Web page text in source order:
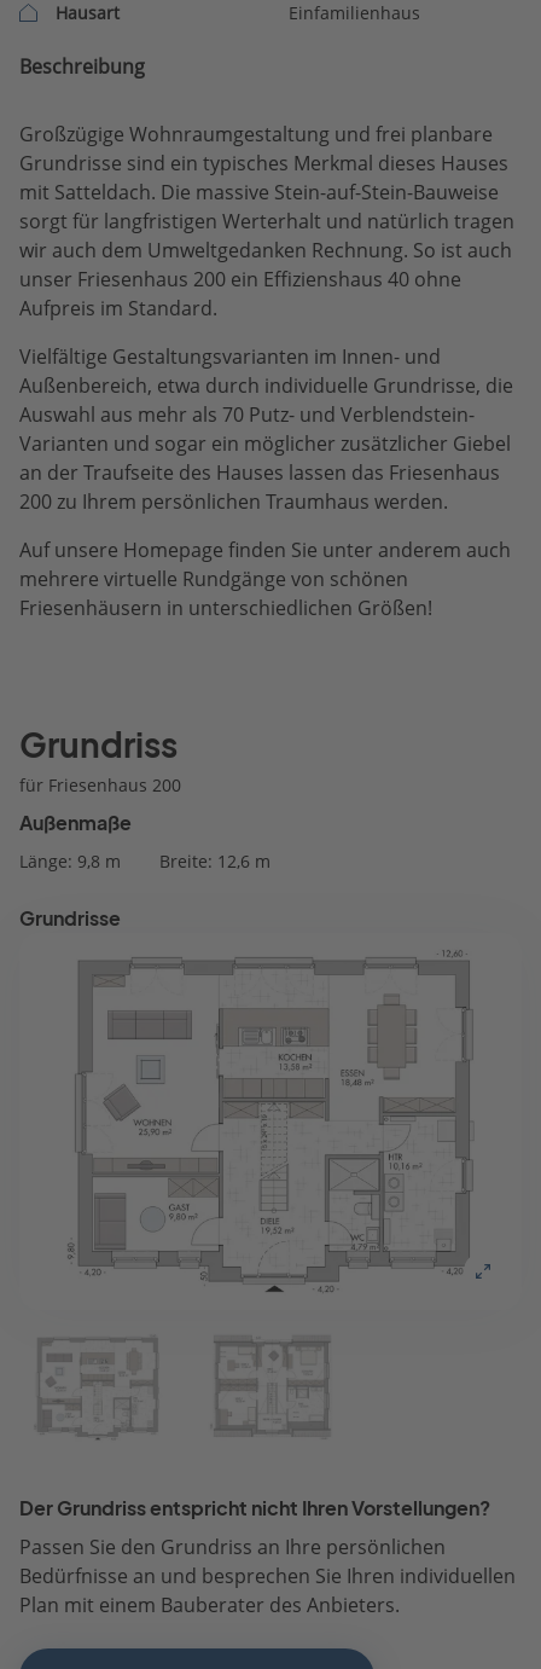
Hausart
Einfamilienhaus
Beschreibung
Großzügige Wohnraumgestaltung und frei planbare
Grundrisse sind ein typisches Merkmal dieses Hauses
mit Satteldach. Die massive Stein-auf-Stein-Bauweise
sorgt für langfristigen Werterhalt und natürlich tragen
wir auch dem Umweltgedanken Rechnung. So ist auch
unser Friesenhaus 200 ein Effizienshaus 40 ohne
Aufpreis im Standard.
Vielfältige Gestaltungsvarianten im Innen- und
Außenbereich, etwa durch individuelle Grundrisse, die
Auswahl aus mehr als 70 Putz- und Verblendstein-
Varianten und sogar ein möglicher zusätzlicher Giebel
an der Traufseite des Hauses lassen das Friesenhaus
200 zu Ihrem persönlichen Traumhaus werden.
Auf unsere Homepage finden Sie unter anderem auch
mehrere virtuelle Rundgänge von schönen
Friesenhäusern in unterschiedlichen Größen!
Grundriss
für Friesenhaus 200
Außenmaße
Länge: 9,8 m Breite: 12,6 m
Grundrisse
Der Grundriss entspricht nicht Ihren Vorstellungen?
Passen Sie den Grundriss an Ihre persönlichen
Bedürfnisse an und besprechen Sie Ihren individuellen
Plan mit einem Bauberater des Anbieters.